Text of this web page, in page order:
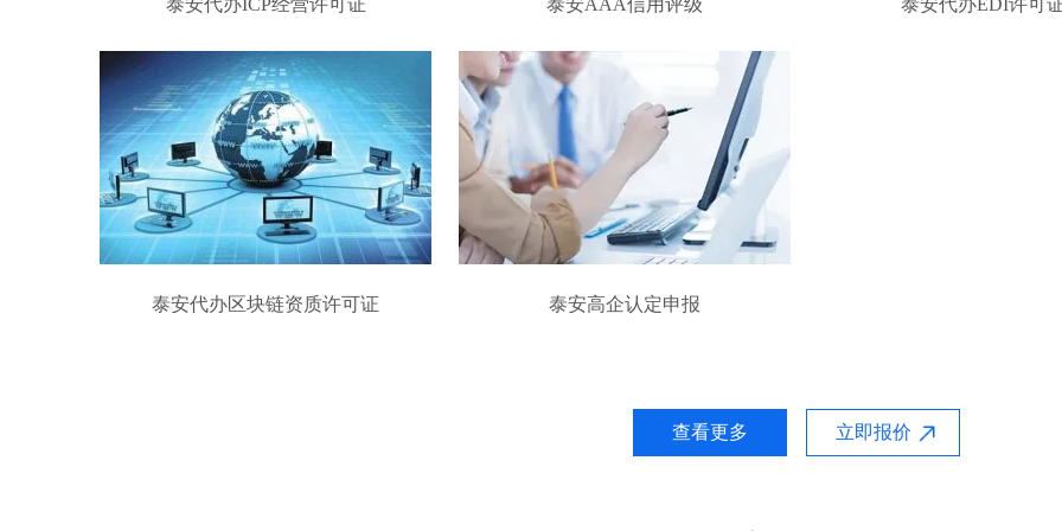
泰安代办ICP经营许可证 泰安AAA信用评级 泰安代办EDI许可
泰安代办区块链资质许可证 泰安高企认定申报
查看更多 立即报价